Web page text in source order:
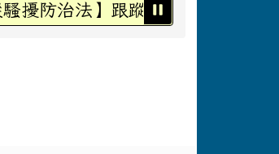
擾防治法】跟蹤騷擾不是愛，是